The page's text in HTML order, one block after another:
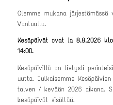
Olemme mukana järjestämässä
Vantaalla.
Kesäpäivät ovat la 8.8.2026
14:00.
Kesäpäivillä on tietysti
uutta. Julkaisemme
talven / kevään 2026 aikana.
kesäpäivät sisältää.